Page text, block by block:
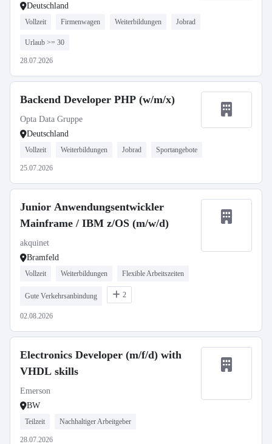
Deutschland
Vollzeit Firmenwagen Weiterbildungen Jobrad
Urlaub >= 30
28.07.2026
Backend Developer PHP (w/m/x)
Opta Data Gruppe
Deutschland
Vollzeit Weiterbildungen Jobrad Sportangebote
25.07.2026
Junior Anwendungsentwickler
Mainframe / IBM z/OS (m/w/d)
akquinet
Bramfeld
Vollzeit Weiterbildungen Flexible Arbeitszeiten
Gute Verkehrsanbindung 2
02.08.2026
Electronics Developer (m/f/d) with
VHDL skills
Emerson
BW
Teilzeit Nachhaltiger Arbeitgeber
28.07.2026